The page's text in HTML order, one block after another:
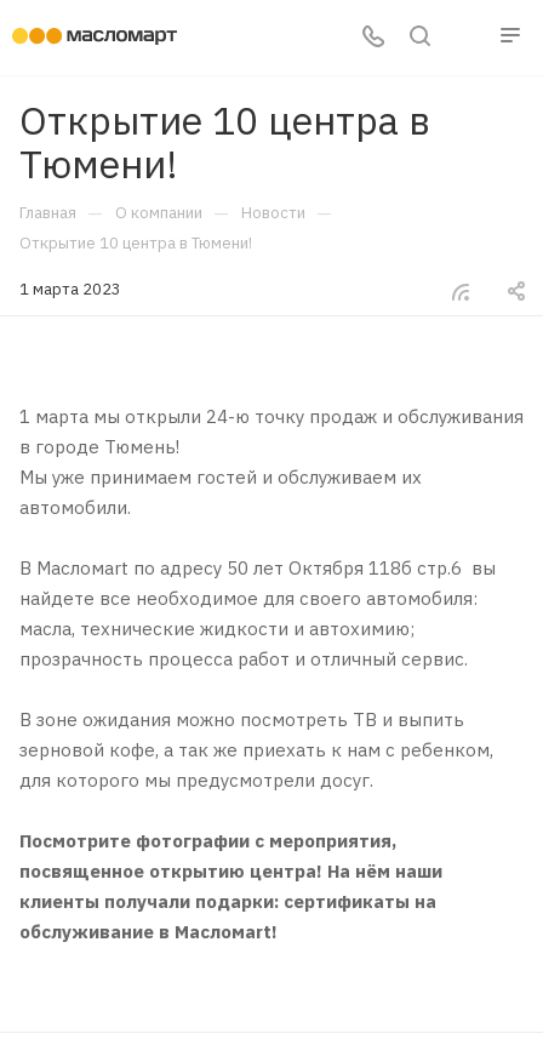
Открытие 10 центра в
Тюмени!
Главная — О компании — Новости —
Открытие 10 центра в Тюмени!
1 марта 2023
1 марта мы открыли 24-ю точку продаж и обслуживания
в городе Тюмень!
Мы уже принимаем гостей и обслуживаем их
автомобили.
В Масломart по адресу 50 лет Октября 118б стр.6 вы
найдете все необходимое для своего автомобиля:
масла, технические жидкости и автохимию;
прозрачность процесса работ и отличный сервис.
В зоне ожидания можно посмотреть ТВ и выпить
зерновой кофе, а так же приехать к нам с ребенком,
для которого мы предусмотрели досуг.
Посмотрите фотографии с мероприятия,
посвященное открытию центра! На нём наши
клиенты получали подарки: сертификаты на
обслуживание в Масломаrt!